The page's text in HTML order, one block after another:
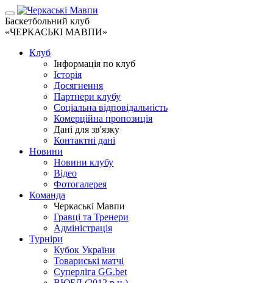
Баскетбольний клуб
«ЧЕРКАСЬКІ МАВПИ»
Клуб
Інформація по клуб
Історія
Досягнення
Партнери клубу
Соціальна відповідальність
Комерційна пропозиція
Дані для зв'язку
Контактні дані
Новини
Новини клубу
Відео
Фотогалерея
Команда
Черкаські Мавпи
Гравці та Тренери
Адміністрація
Турніри
Кубок України
Товариські матчі
Суперліга GG.bet